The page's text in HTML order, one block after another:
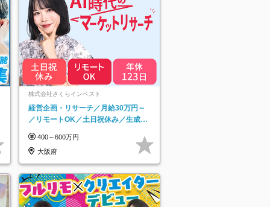
株式会社さくらインベスト
経営企画・リサーチ／月給30万円～
／リモートOK／土日祝休み／生成AI
400～600万円
大阪府